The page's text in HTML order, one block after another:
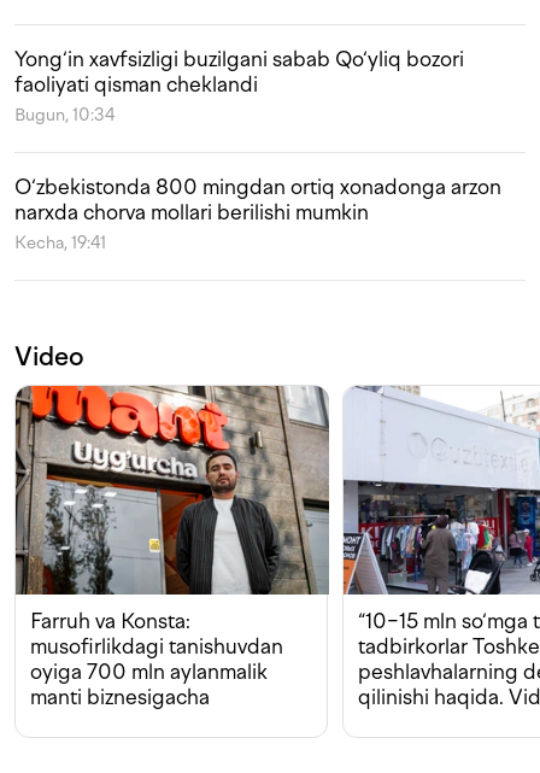
Yong‘in xavfsizligi buzilgani sabab Qo‘yliq bozori
faoliyati qisman cheklandi
Bugun, 10:34
O‘zbekistonda 800 mingdan ortiq xonadonga arzon
narxda chorva mollari berilishi mumkin
Kecha, 19:41
Video
Farruh va Konsta:
musofirlikdagi tanishuvdan
oyiga 700 mln aylanmalik
manti biznesigacha
“10−15 mln so‘mga
tadbirkorlar
peshlavhalarning
qilinishi haqida.